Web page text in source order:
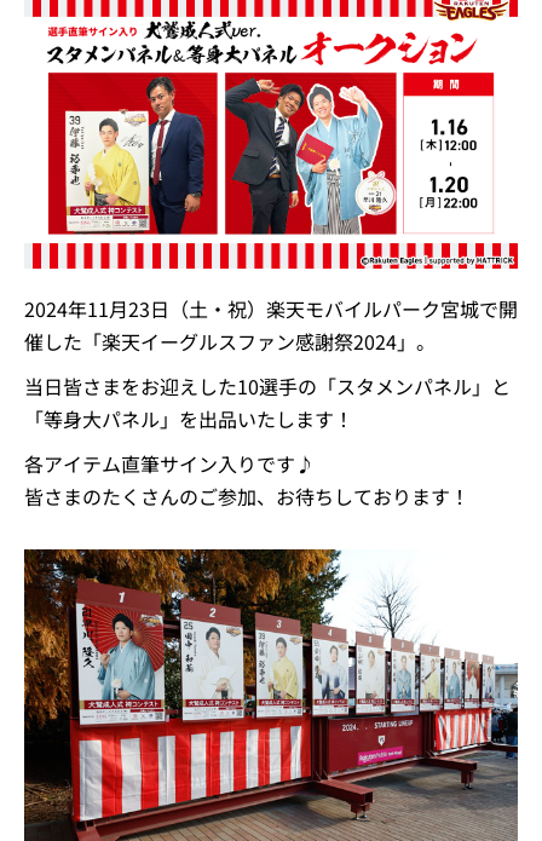
2024年11月23日（土・祝）楽天モバイルパーク宮城で開
催した「楽天イーグルスファン感謝祭2024」。
当日皆さまをお迎えした10選手の「スタメンパネル」と
「等身大パネル」を出品いたします！
各アイテム直筆サイン入りです♪
皆さまのたくさんのご参加、お待ちしております！